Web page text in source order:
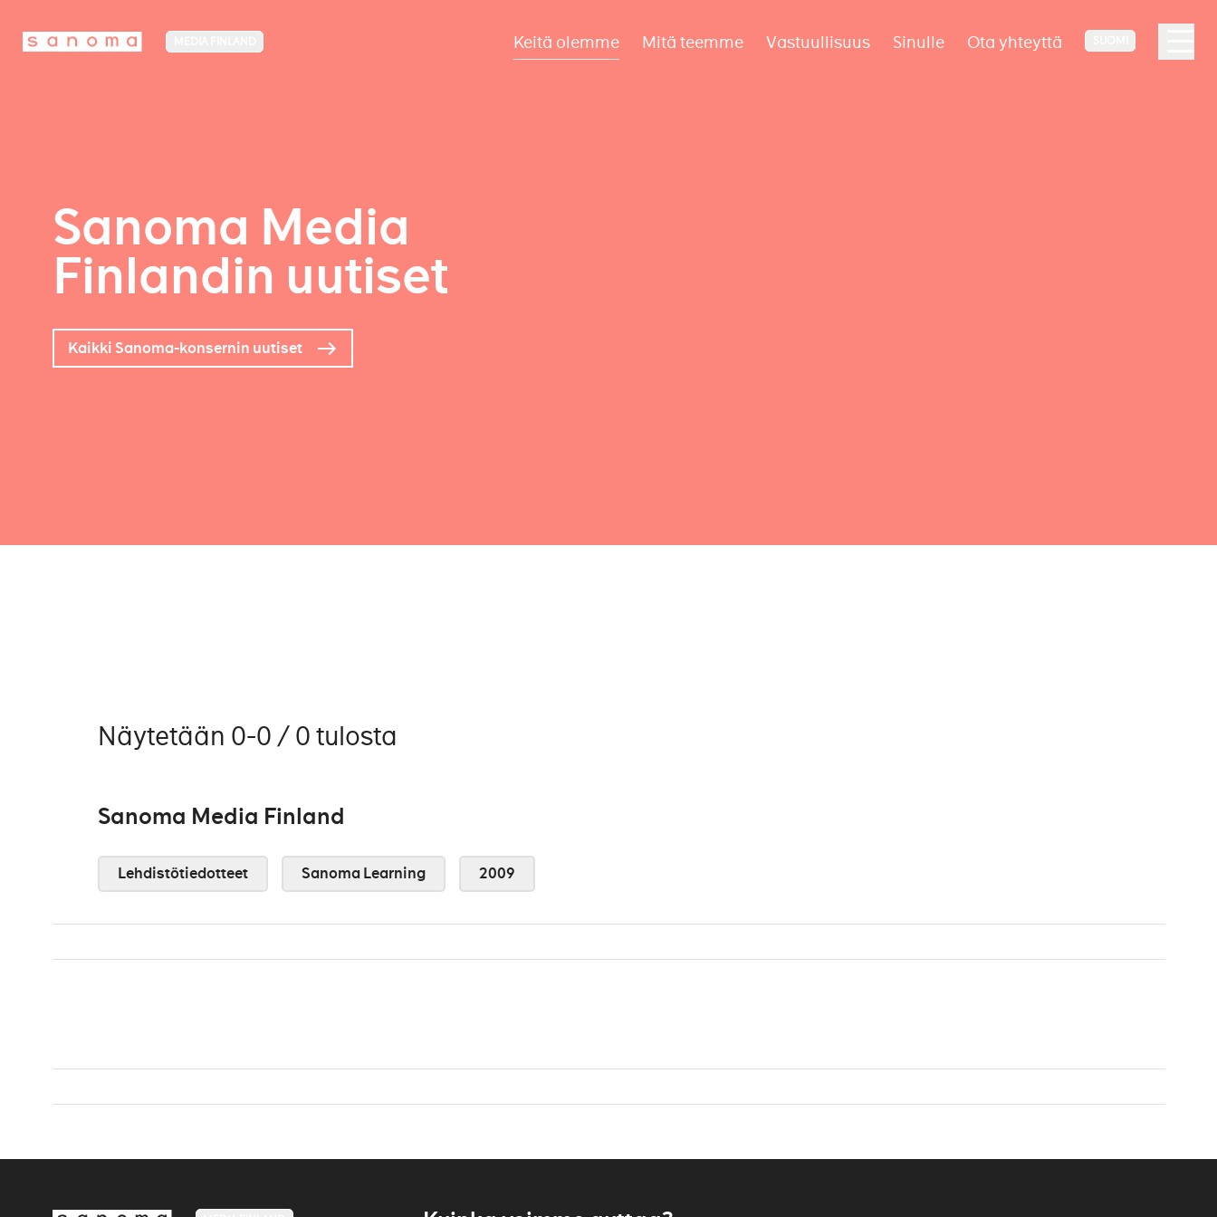
Keitä olemme Mitä teemme Vastuullisuus Sinulle Ota yhteyttä
Sanoma Media
Finlandin uutiset
Kaikki Sanoma-konsernin uutiset
Näytetään 0-0 / 0 tulosta
Sanoma Media Finland
Lehdistötiedotteet Sanoma Learning 2009